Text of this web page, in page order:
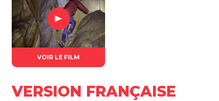
VOIR LE FILM
VERSION FRANÇAISE